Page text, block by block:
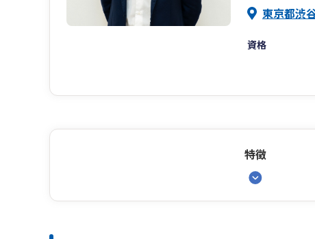
東京都渋
資格
特徴